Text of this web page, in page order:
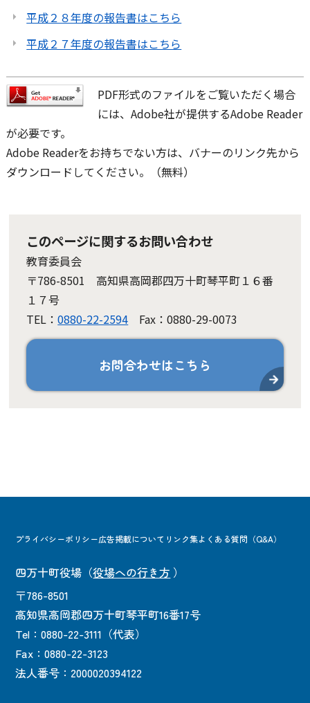
平成２８年度の報告書はこちら
平成２７年度の報告書はこちら
PDF形式のファイルをご覧いただく場合
には、Adobe社が提供するAdobe Reader
が必要です。
Adobe Readerをお持ちでない方は、バナーのリンク先から
ダウンロードしてください。（無料）
このページに関するお問い合わせ
教育委員会
〒786-8501 高知県高岡郡四万十町琴平町１６番
１７号
TEL：0880-22-2594 Fax：0880-29-0073
お問合わせはこちら
プライバシーポリシー広告掲載について リンク集よくある質問（Q&A）
四万十町役場 （役場への行き方 ）
〒786-8501
高知県高岡郡四万十町琴平町16番17号
Tel：0880-22-3111（代表）
Fax：0880-22-3123
法人番号：2000020394122